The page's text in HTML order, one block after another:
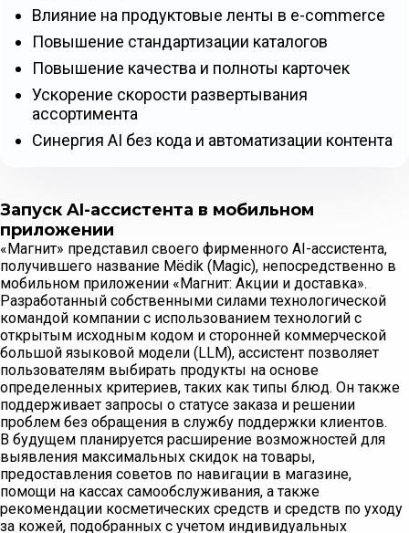
Запуск AI-ассистента в мобильном
приложении
«Магнит» представил своего фирменного AI-ассистента,
получившего название Mёdik (Magic), непосредственно в
мобильном приложении «Магнит: Акции и доставка».
Разработанный собственными силами технологической
командой компании с использованием технологий с
открытым исходным кодом и сторонней коммерческой
большой языковой модели (LLM), ассистент позволяет
пользователям выбирать продукты на основе
определенных критериев, таких как типы блюд. Он также
поддерживает запросы о статусе заказа и решении
проблем без обращения в службу поддержки клиентов.
В будущем планируется расширение возможностей для
выявления максимальных скидок на товары,
предоставления советов по навигации в магазине,
помощи на кассах самообслуживания, а также
рекомендации косметических средств и средств по уходу
за кожей, подобранных с учетом индивидуальных
Влияние на продуктовые ленты в e-commerce
Повышение стандартизации каталогов
Повышение качества и полноты карточек
Ускорение скорости развертывания
ассортимента
Синергия AI без кода и автоматизации контента